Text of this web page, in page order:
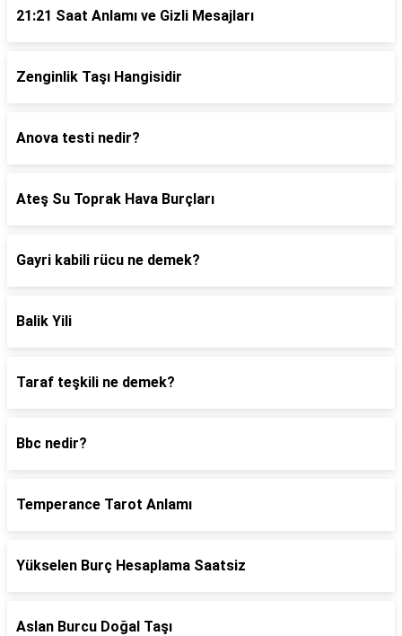
21:21 Saat Anlamı ve Gizli Mesajları
Zenginlik Taşı Hangisidir
Anova testi nedir?
Ateş Su Toprak Hava Burçları
Gayri kabili rücu ne demek?
Balik Yili
Taraf teşkili ne demek?
Bbc nedir?
Temperance Tarot Anlamı
Yükselen Burç Hesaplama Saatsiz
Aslan Burcu Doğal Taşı